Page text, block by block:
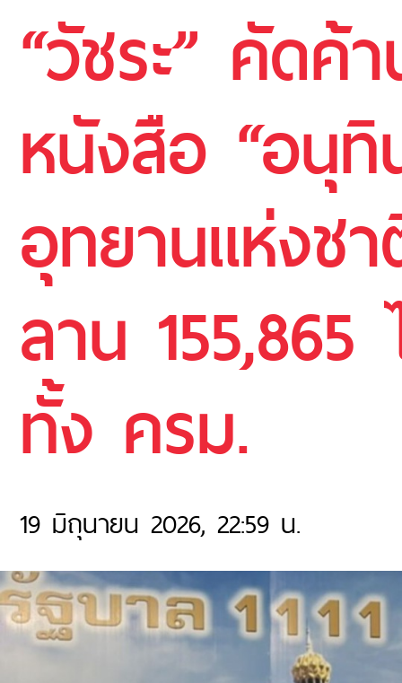
“วัชระ” คัดค้
หนังสือ “อนุ
อุทยานแห่งช
ลาน
ทั้ง ครม.
19 มิถุนายน 2026, 22:59 น.